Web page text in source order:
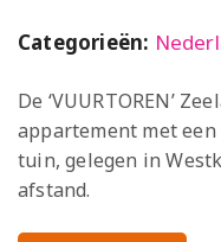
Categorieën:
De ‘VUURTOREN’
appartement met
tuin, gelegen in
afstand.